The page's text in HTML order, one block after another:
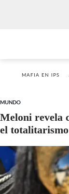
MAFIA EN IPS
MUNDO
Meloni revela
el totalitarismo